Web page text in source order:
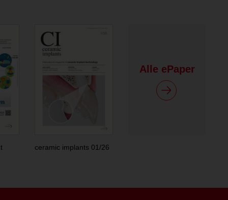
ceramic implants 01/26
Alle ePaper